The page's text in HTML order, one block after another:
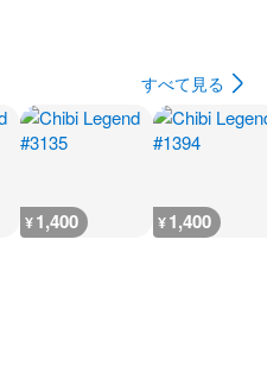
すべて見る
¥1,400 ¥1,400